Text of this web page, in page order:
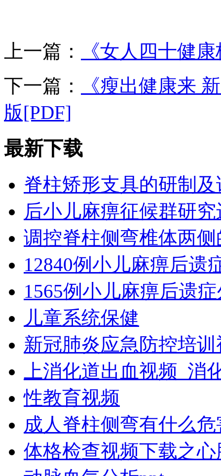
上一篇：
《女人四十健
下一篇：
《瘦出健康来
版[PDF]
最新下载
脊柱矫形支具的研制
后小儿麻痹征候群研
调控脊柱侧弯椎体两
12840例小儿麻痹后遗
1565例小儿麻痹后遗
儿童系统保健
新冠肺炎应急防控培
上消化道出血视频_消
性教育视频
成人脊柱侧弯有什么
体格检查视频下载之